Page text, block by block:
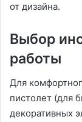
от дизайна.
Выбор
работы
Для
пистолет (для
декоративных